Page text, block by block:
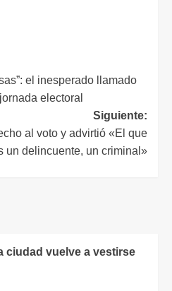
el inesperado llamado
electoral
Siguiente:
al voto y advirtió «El que
un delincuente, un criminal»
ciudad vuelve a vestirse